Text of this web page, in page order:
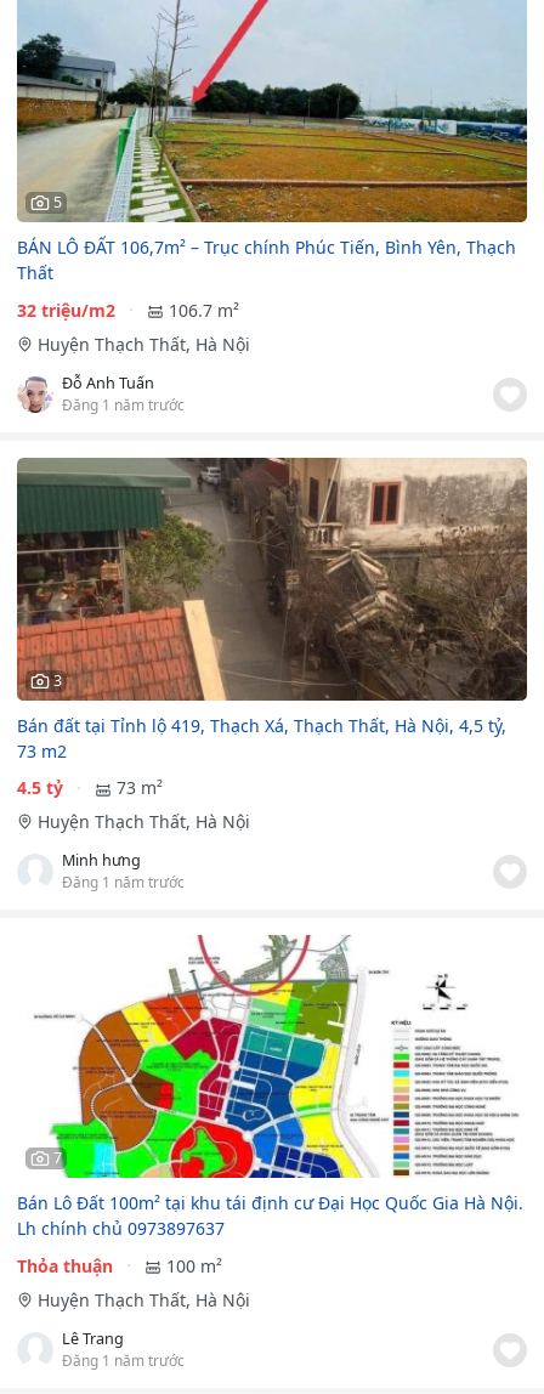
5
BÁN LÔ ĐẤT 106,7m² – Trục chính Phúc Tiến, Bình Yên, Thạch
Thất
32 triệu/m2
106.7 m²
Huyện Thạch Thất, Hà Nội
Đỗ Anh Tuấn
Đăng 1 năm trước
3
Bán đất tại Tỉnh lộ 419, Thạch Xá, Thạch Thất, Hà Nội, 4,5 tỷ,
73 m2
4.5 tỷ
73 m²
Huyện Thạch Thất, Hà Nội
Minh hưng
Đăng 1 năm trước
7
Bán Lô Đất 100m² tại khu tái định cư Đại Học Quốc Gia Hà Nội.
Lh chính chủ 0973897637
Thỏa thuận
100 m²
Huyện Thạch Thất, Hà Nội
Lê Trang
Đăng 1 năm trước